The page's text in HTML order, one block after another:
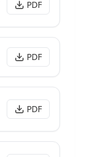
PDF
PDF
PDF